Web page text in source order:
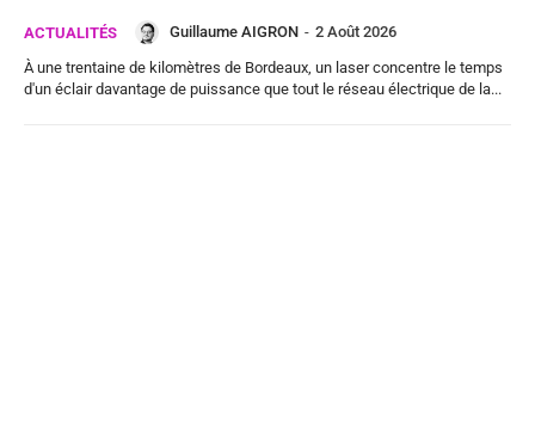
ACTUALITÉS Guillaume AIGRON - 2 Août 2026
À une trentaine de kilomètres de Bordeaux, un laser concentre le temps
d'un éclair davantage de puissance que tout le réseau électrique de la...